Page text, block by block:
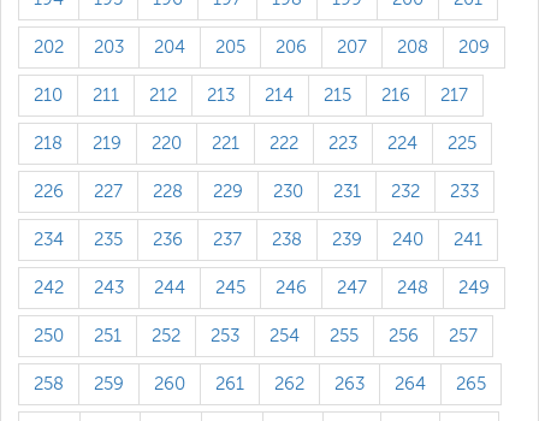
202 203 204 205 206 207 208 209
210 211 212 213 214 215 216 217
218 219 220 221 222 223 224 225
226 227 228 229 230 231 232 233
234 235 236 237 238 239 240 241
242 243 244 245 246 247 248 249
250 251 252 253 254 255 256 257
258 259 260 261 262 263 264 265